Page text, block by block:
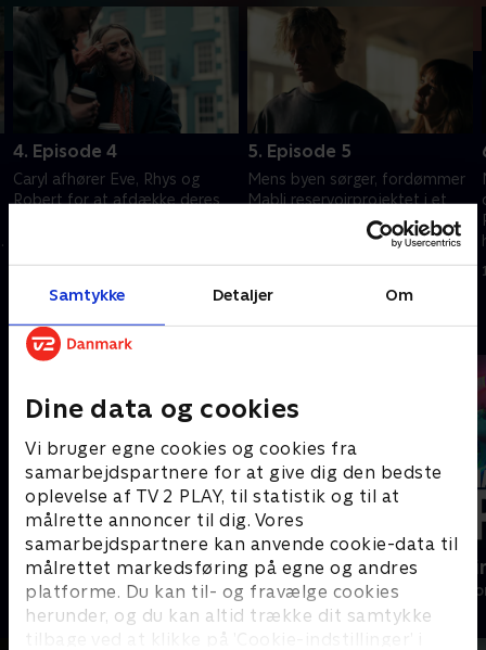
Samtykke Detaljer Om
Dine data og cookies
Vi bruger egne cookies og cookies fra
samarbejdspartnere for at give dig den bedste
oplevelse af TV 2 PLAY, til statistik og til at
målrette annoncer til dig. Vores
samarbejdspartnere kan anvende cookie-data til
målrettet markedsføring på egne og andres
platforme. Du kan til- og fravælge cookies
herunder, og du kan altid trække dit samtykke
tilbage ved at klikke på ’Cookie-indstillinger’ i
4. Episode 4
Caryl afhører Eve, Rhys og
Robert for at afdække deres
faderskabstest truer med at
5. Episode 5
Mens byen sørger, fordømmer
Mabli reservoirprojektet i et
følelsesladet digt. Hendes ord
genforener hende med Hari i
kampen mod udvidelsen.
Andre så også
Skadestuen i Holby
Drama • 1 sæsoner
Happy
Drama • 1